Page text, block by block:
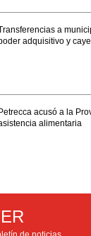
a
adquisitivo y
Petrecca acusó a la
alimentaria